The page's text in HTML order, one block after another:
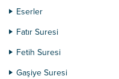
Eserler
Fatır Suresi
Fetih Suresi
Gaşiye Suresi